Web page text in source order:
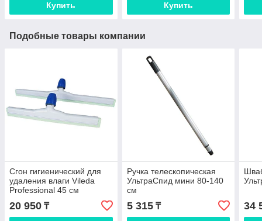
Купить Купить
Подобные товары компании
Сгон гигиенический для
удаления влаги Vileda
Professional 45 см
20 950 ₸
Ручка телескопическая
УльтраСпид мини 80-140
см
5 315₸ 34